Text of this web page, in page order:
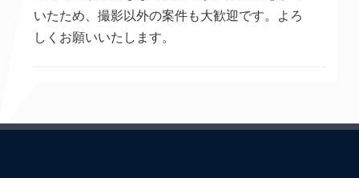
いたため、撮影以外の案件も大歓迎です。よろ
しくお願いいたします。